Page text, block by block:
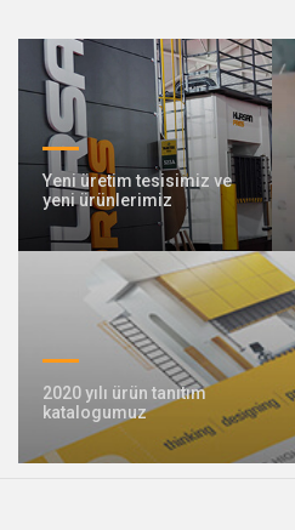
Yeni üretim tesisimiz ve
yeni ürünlerimiz
2020 yılı ürün tanıtım
katalogumuz